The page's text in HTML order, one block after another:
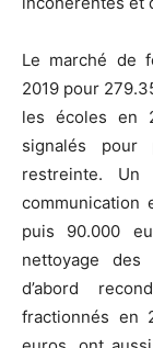
Le marché de
2019 pour
les écoles en
signalés pour
restreinte.
communication
puis 90.000
nettoyage des
d’abord
fractionnés en